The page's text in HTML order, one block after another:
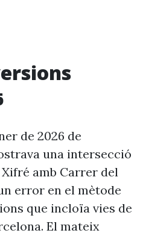
de 2026 de
una intersecció
amb Carrer del
error en el mètode
que incloïa vies de
El mateix